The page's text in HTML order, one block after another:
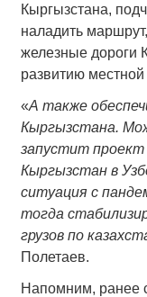
Кыргызстана,
наладить
железные дороги
развитию местной
«А также
Кыргызстана.
запустит проект
Кыргызстан в
ситуация с
тогда
грузов по
Полетаев.
Напомним, ранее